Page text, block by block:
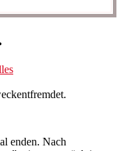
enden. Nach